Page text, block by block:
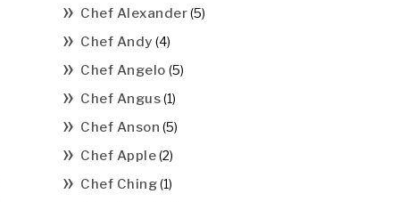
Chef Alexander(5)
Chef Andy (4)
Chef Angelo (5)
Chef Angus(1)
Chef Anson (5)
Chef Apple(2)
Chef Ching(1)